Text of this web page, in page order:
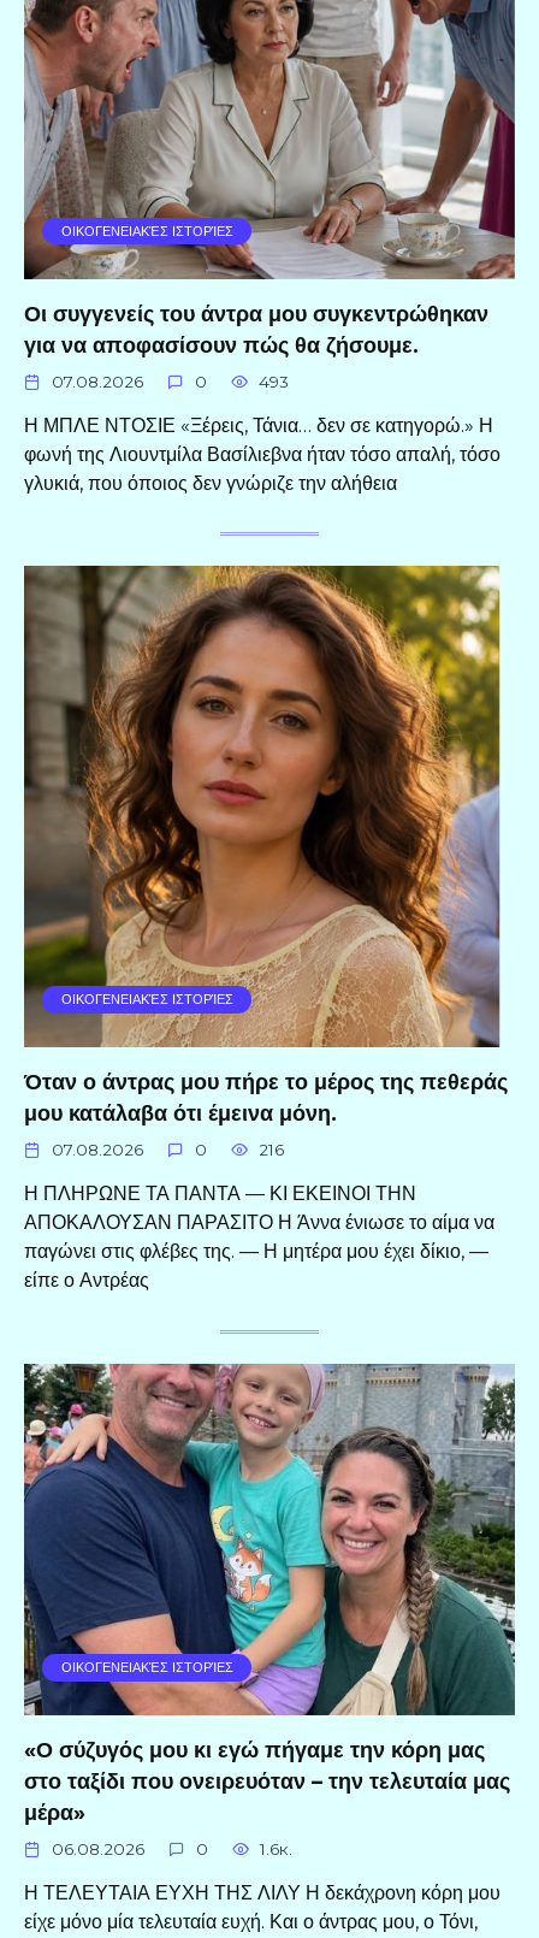
ΟΙΚΟΓΕΝΕΙΑΚΈΣ ΙΣΤΟΡΊΕΣ
Οι συγγενείς του άντρα μου συγκεντρώθηκαν
για να αποφασίσουν πώς θα ζήσουμε.
07.08.2026 0 493
Η ΜΠΛΕ ΝΤΟΣΙΕ «Ξέρεις, Τάνια… δεν σε κατηγορώ.» Η
φωνή της Λιουντμίλα Βασίλιεβνα ήταν τόσο απαλή, τόσο
γλυκιά, που όποιος δεν γνώριζε την αλήθεια
ΟΙΚΟΓΕΝΕΙΑΚΈΣ ΙΣΤΟΡΊΕΣ
Όταν ο άντρας μου πήρε το μέρος της πεθεράς
μου κατάλαβα ότι έμεινα μόνη.
07.08.2026 0 216
Η ΠΛΗΡΩΝΕ ΤΑ ΠΑΝΤΑ — ΚΙ ΕΚΕΙΝΟΙ ΤΗΝ
ΑΠΟΚΑΛΟΥΣΑΝ ΠΑΡΑΣΙΤΟ Η Άννα ένιωσε το αίμα να
παγώνει στις φλέβες της. — Η μητέρα μου έχει δίκιο, —
είπε ο Αντρέας
ΟΙΚΟΓΕΝΕΙΑΚΈΣ ΙΣΤΟΡΊΕΣ
«Ο σύζυγός μου κι εγώ πήγαμε την κόρη μας
στο ταξίδι που ονειρευόταν – την τελευταία μας
μέρα»
06.08.2026 0 1.6к.
Η ΤΕΛΕΥΤΑΙΑ ΕΥΧΗ ΤΗΣ ΛΙΛΥ Η δεκάχρονη κόρη μου
είχε μόνο μία τελευταία ευχή. Και ο άντρας μου, ο Τόνι,